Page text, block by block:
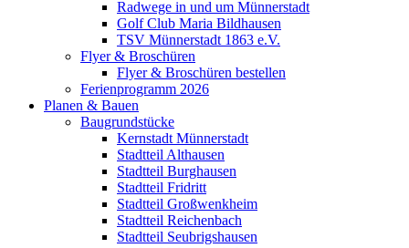
Radwege in und um Münnerstadt
Golf Club Maria Bildhausen
TSV Münnerstadt 1863 e.V.
Flyer & Broschüren
Flyer & Broschüren bestellen
Ferienprogramm 2026
Planen & Bauen
Baugrundstücke
Kernstadt Münnerstadt
Stadtteil Althausen
Stadtteil Burghausen
Stadtteil Fridritt
Stadtteil Großwenkheim
Stadtteil Reichenbach
Stadtteil Seubrigshausen